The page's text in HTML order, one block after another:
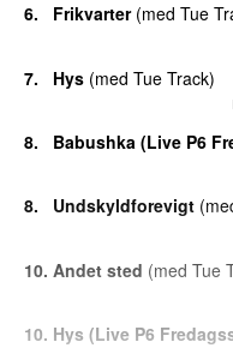
6. Frikvarter (med Tue
7. Hys (med Tue Track)
8.
Babushka (Live P6
8. Undskyldforevigt (
10. Andet sted (med Tue
10. Hys (Live P6